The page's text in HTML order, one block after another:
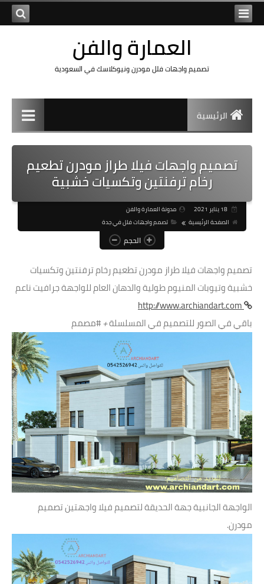
العمارة والفن
تصميم واجهات فلل مودرن ونيوكلاسك في السعودية
الرئيسية
تصميم واجهات فيلا طراز مودرن تطعيم
رخام ترفنتين وتكسيات خشبية
18 يناير 2021
مدونة العمارة والفن
الصفحة الرئيسية
تصمم واجهات فلل في جدة
الحجم
تصميم واجهات فيلا طراز مودرن تطعيم رخام ترفنتين وتكسيات
خشبية وتيوبات المنيوم طولية والدهان العام للواجهة جرافيت ناعم
http://www.archiandart.com
باقي في الصور للتصميم في المسلسلة+#مصمم
الواجهة الجانبية جهة الحديقة لتصميم فيلا واجهتين تصميم
مودرن.